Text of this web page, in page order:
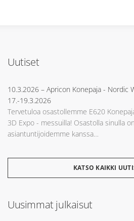
Uutiset
10.3.2026 – Apricon Konepaja - Nordic
17.-19.3.2026
Tervetuloa osastollemme E620
3D Expo - messuilla! Osastolla sinulla
asiantuntijoidemme kanssa…
KATSO KAIKKI
Uusimmat julkaisut